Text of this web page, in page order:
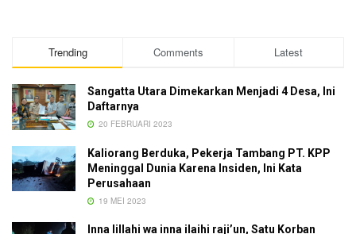
Trending Comments Latest
Sangatta Utara Dimekarkan Menjadi 4 Desa, Ini
Daftarnya
20 FEBRUARI 2023
Kaliorang Berduka, Pekerja Tambang PT. KPP
Meninggal Dunia Karena Insiden, Ini Kata
Perusahaan
19 MEI 2023
Inna lillahi wa inna ilaihi raji’un, Satu Korban